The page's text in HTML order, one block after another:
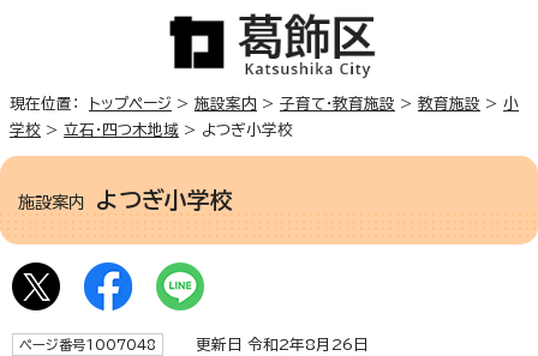
現在位置： トップページ > 施設案内 > 子育て・教育施設 > 教育施設 > 小
学校 > 立石・四つ木地域 > よつぎ小学校
施設案内 よつぎ小学校
ページ番号1007048 更新日 令和2年8月26日